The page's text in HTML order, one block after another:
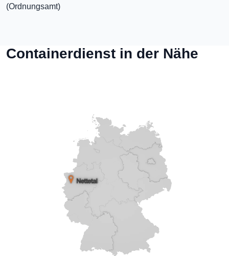
(Ordnungsamt)
Containerdienst in der Nähe